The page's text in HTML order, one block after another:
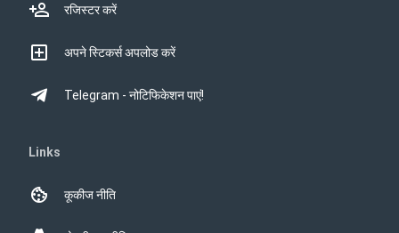
रजिस्टर करें
अपने स्टिकर्स अपलोड करें
Telegram - नोटिफिकेशन पाएं!
Links
कूकीज नीति